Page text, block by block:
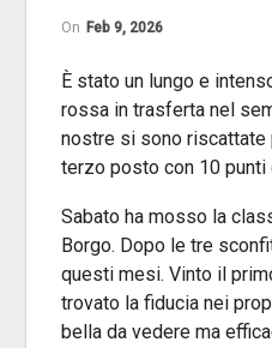
On Feb 9, 2026
È stato un lungo e
rossa in trasferta nel
nostre si sono riscattate
terzo posto con 10
Sabato ha mosso la
Borgo. Dopo le tre
questi mesi. Vinto il
trovato la fiducia nei
bella da vedere ma